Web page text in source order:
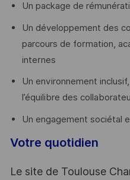
Un package de
Un développement des
parcours de formation,
internes
Un environnement
l’équilibre des
Un engagement sociétal
Votre quotidien
Le site de Toulouse